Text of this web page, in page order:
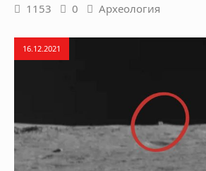
1153 0 Археология
16.12.2021